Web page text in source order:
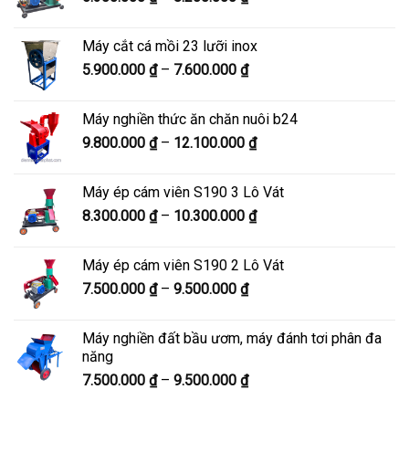
6.300.000 ₫
đến
Máy cắt cá mồi 23 lưỡi inox
5.900.000 ₫ – 7.600.000 ₫Khoảng
5.900.000 ₫
đến
Máy nghiền thức ăn chăn nuôi b24
9.800.000 ₫ – 12.100.000 ₫Khoảng
9.800.000 ₫
đến
Máy ép cám viên S190 3 Lô Vát
8.300.000 ₫ – 10.300.000 ₫Khoảng
8.300.000 ₫
Máy ép cám viên S190 2 Lô Vát
7.500.000 ₫ – 9.500.000 ₫Khoảng
7.500.000 ₫
9.500.000 ₫
Máy nghiền đất bầu ươm, máy đánh tơi phân đa
năng
7.500.000 ₫ – 9.500.000 ₫Khoảng